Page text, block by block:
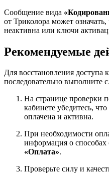
Сообщение вида
от Триколора может
неактивна или ключи
Рекомендуемые
Для восстановления доступа
последовательно выполните
На странице проверки
кабинете убедитесь,
оплачена и активна.
При необходимости
информация о способах
«Оплата».
Проверьте силу и